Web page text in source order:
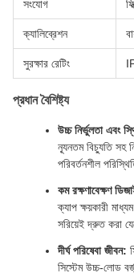
সংযোগ
ক্যালিব্রেশন
সুরক্ষার রেটিং
প্রধান বৈশিষ্ট্য
উচ্চ নির্ভুলতা এবং
ন্যূনতম বিচ্যুতি সহ
পরিবর্তনশীল
কম রক্ষণাবেক্ষণ
ক্যাপ ক্ষয়কারী
সরিয়েই দ্রুত করা
দীর্ঘ পরিষেবা জীবন:
সিস্টেম উচ্চ-লোড